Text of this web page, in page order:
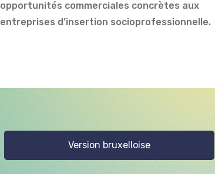
opportunités commerciales concrètes aux
entreprises d’insertion socioprofessionnelle.
Version bruxelloise